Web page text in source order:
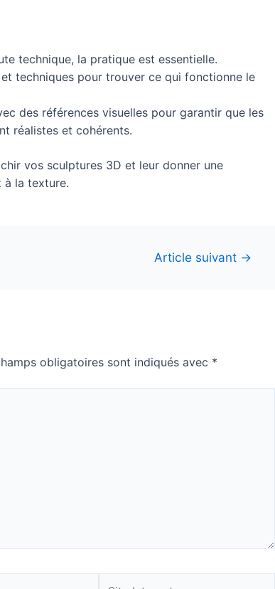
technique, la pratique est essentielle.
techniques pour trouver ce qui fonctionne le
des références visuelles pour garantir que les
réalistes et cohérents.
vos sculptures 3D et leur donner une
à la texture.
Article suivant →
obligatoires sont indiqués avec *